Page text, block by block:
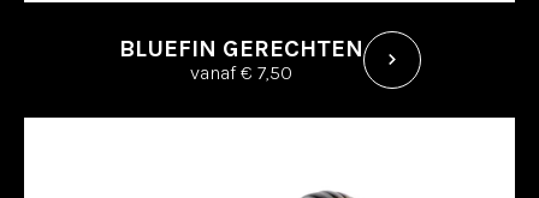
BLUEFIN GERECHTEN
vanaf € 7,50